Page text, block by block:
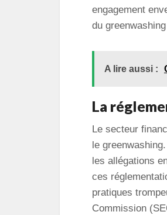
engagement
du
A lire aussi :
La
Le secteur
le
les allégations
ces
pratiques
Commission